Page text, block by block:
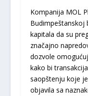
Kompanija MOL
Budimpeštanskoj
kapitala da su
značajno
dozvole
kako bi
saopštenju koje
objavila sa